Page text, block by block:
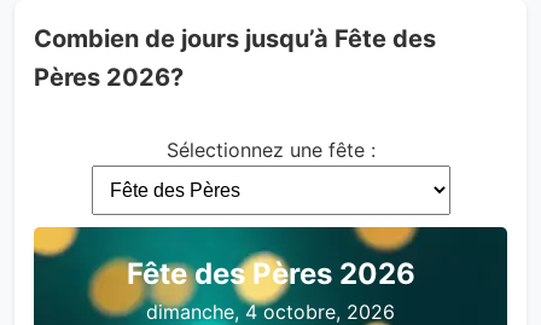
Combien de jours jusqu’à Fête des
Pères 2026?
Sélectionnez une fête :
Fête des Pères 2026
dimanche, 4 octobre, 2026